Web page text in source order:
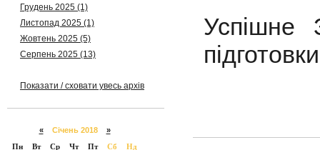
Грудень 2025 (1)
Листопад 2025 (1)
Жовтень 2025 (5)
Серпень 2025 (13)
Показати / сховати увесь архів
«Січень 2018 »
Пн
Вт Ср Чт Пт Сб Нд
Успішне